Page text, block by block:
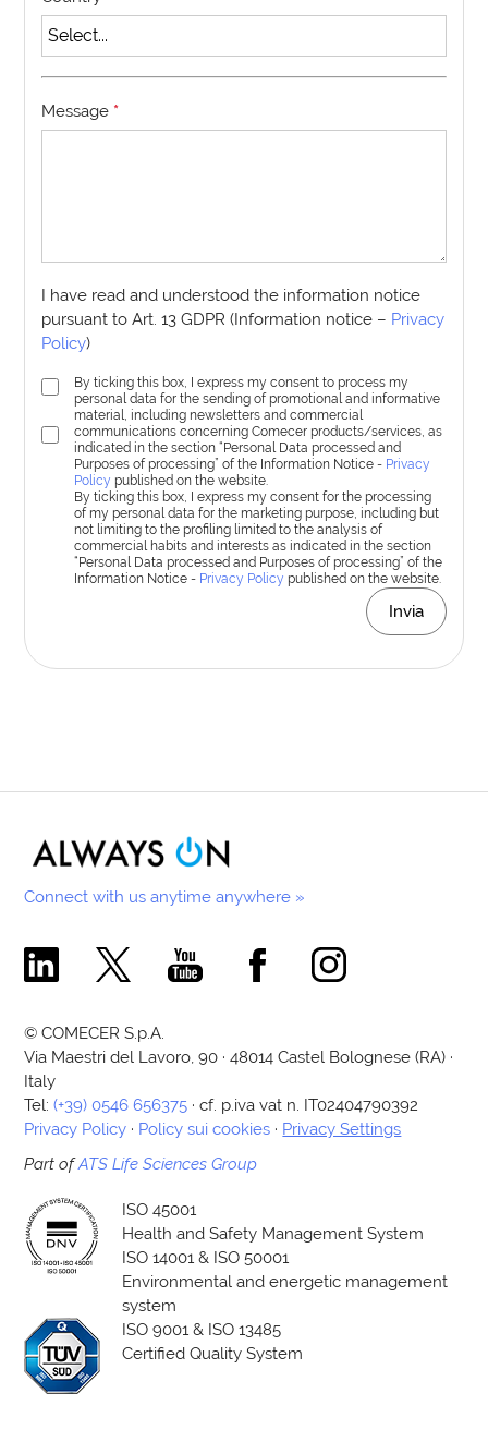
Message *
I have read and understood the information notice
pursuant to Art. 13 GDPR (Information notice – Privacy
Policy)
By ticking this box, I express my consent to process my
personal data for the sending of promotional and informative
material, including newsletters and commercial
communications concerning Comecer products/services, as
indicated in the section “Personal Data processed and
Purposes of processing” of the Information Notice - Privacy
Policy published on the website.
By ticking this box, I express my consent for the processing
of my personal data for the marketing purpose, including but
not limiting to the profiling limited to the analysis of
commercial habits and interests as indicated in the section
“Personal Data processed and Purposes of processing” of the
Information Notice - Privacy Policy published on the website.
Invia
Connect with us anytime anywhere »
Comecer Linkedin Page
Comecer X PageComecer Youtube Channel
Comecer Facebook Page
Comecer Instagram
© COMECER S.p.A.
Via Maestri del Lavoro, 90 · 48014 Castel Bolognese (RA) ·
Italy
Tel:(+39) 0546 656375 · cf. p.iva vat n. IT02404790392
Privacy Policy · Policy sui cookies · Privacy Settings
Part ofATS Life Sciences Group
ISO 45001
Health and Safety Management System
ISO 14001 & ISO 50001
Environmental and energetic management
system
ISO 9001 & ISO 13485
Certified Quality System